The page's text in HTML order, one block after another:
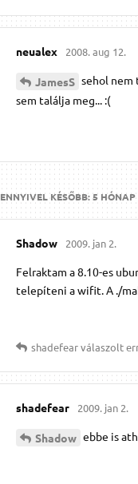
neualex 2008. aug 12.
JamesS sehol nem
sem találja meg... :(
ENNYIVEL KÉSŐBB:5 HÓNAP
Shadow 2009. jan 2.
Felraktam a 8.10-es
telepíteni a wifit. A ./
shadefearválaszolt
shadefear 2009. jan 2.
Shadow ebbe is